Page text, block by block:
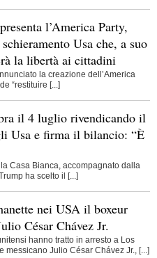
l’America Party,
Usa che, a suo
la libertà ai cittadini
la creazione dell’America
“restituire [...]
il 4 luglio rivendicando il
Usa e firma il bilancio: “È
Casa Bianca, accompagnato dalla
ha scelto il [...]
nei USA il boxeur
César Chávez Jr.
hanno tratto in arresto a Los
messicano Julio César Chávez Jr., [...]